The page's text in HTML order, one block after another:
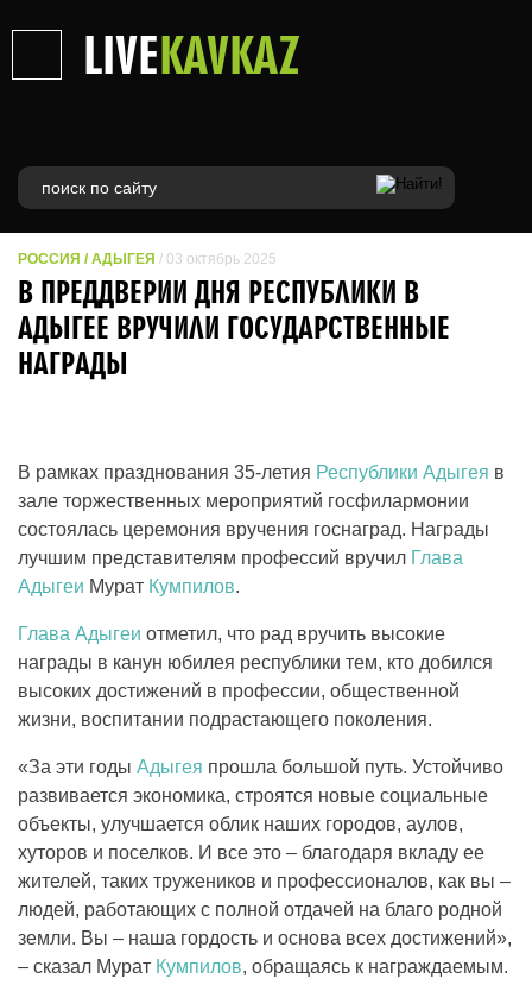
LIVEKAVKAZ
РОССИЯ /АДЫГЕЯ / 03 октябрь 2025
В ПРЕДДВЕРИИ ДНЯ РЕСПУБЛИКИ В
АДЫГЕЕ ВРУЧИЛИ ГОСУДАРСТВЕННЫЕ
НАГРАДЫ
В рамках празднования 35-летия Республики Адыгея в
зале торжественных мероприятий госфилармонии
состоялась церемония вручения госнаград. Награды
лучшим представителям профессий вручил Глава
Адыгеи Мурат Кумпилов.
Глава Адыгеи отметил, что рад вручить высокие
награды в канун юбилея республики тем, кто добился
высоких достижений в профессии, общественной
жизни, воспитании подрастающего поколения.
«За эти годы Адыгея прошла большой путь. Устойчиво
развивается экономика, строятся новые социальные
объекты, улучшается облик наших городов, аулов,
хуторов и поселков. И все это – благодаря вкладу ее
жителей, таких тружеников и профессионалов, как вы –
людей, работающих с полной отдачей на благо родной
земли. Вы – наша гордость и основа всех достижений»,
– сказал Мурат Кумпилов, обращаясь к награждаемым.